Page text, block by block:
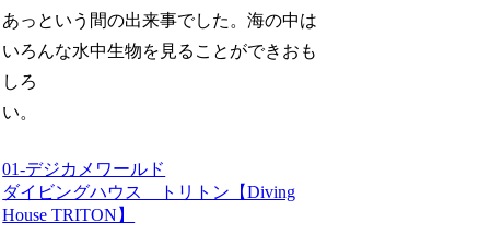
あっという間の出来事でした。海の中は
いろんな水中生物を見ることができおも
しろ
い。
01-デジカメワールド
ダイビングハウス トリトン【Diving
House TRITON】